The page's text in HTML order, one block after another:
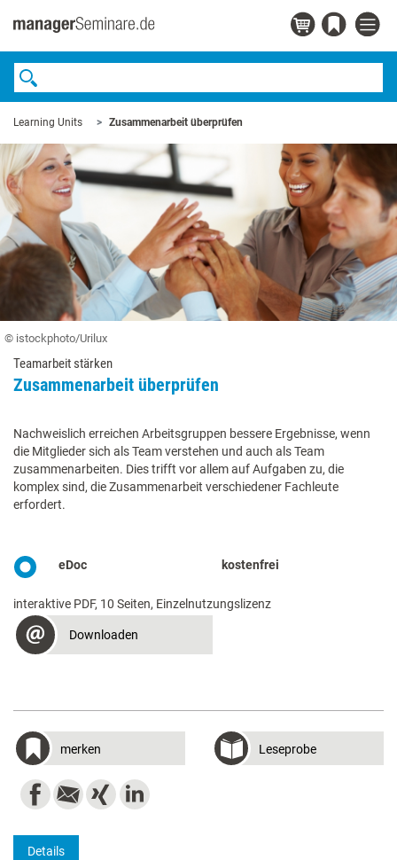
Learning Units Zusammenarbeit überprüfen
© istockphoto/Urilux
Teamarbeit stärken
Zusammenarbeit überprüfen
Nachweislich erreichen Arbeitsgruppen bessere Ergebnisse, wenn
die Mitglieder sich als Team verstehen und auch als Team
zusammenarbeiten. Dies trifft vor allem auf Aufgaben zu, die
komplex sind, die Zusammenarbeit verschiedener Fachleute
erfordert.
eDoc kostenfrei
interaktive PDF, 10 Seiten, Einzelnutzungslizenz
Downloaden
merken Leseprobe
Details